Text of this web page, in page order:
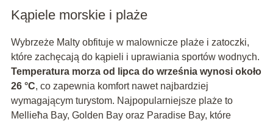
Kąpiele morskie i plaże
Wybrzeże Malty obfituje w malownicze plaże i zatoczki,
które zachęcają do kąpieli i uprawiania sportów wodnych.
Temperatura morza od lipca do września wynosi około
26 °C, co zapewnia komfort nawet najbardziej
wymagającym turystom. Najpopularniejsze plaże to
Mellieħa Bay, Golden Bay oraz Paradise Bay, które